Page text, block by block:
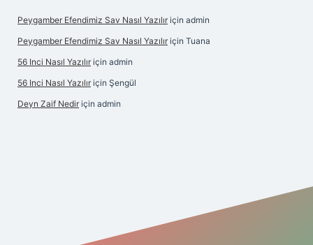
Peygamber Efendimiz Sav Nasıl Yazılır için admin
Peygamber Efendimiz Sav Nasıl Yazılır için Tuana
56 Inci Nasıl Yazılır için admin
56 Inci Nasıl Yazılır için Şengül
Deyn Zaif Nedir için admin